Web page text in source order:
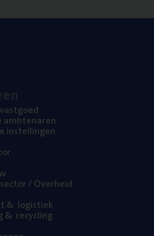
vastgoed
ambtenaren
instellingen
/ Overheid
& logistiek
& recycling